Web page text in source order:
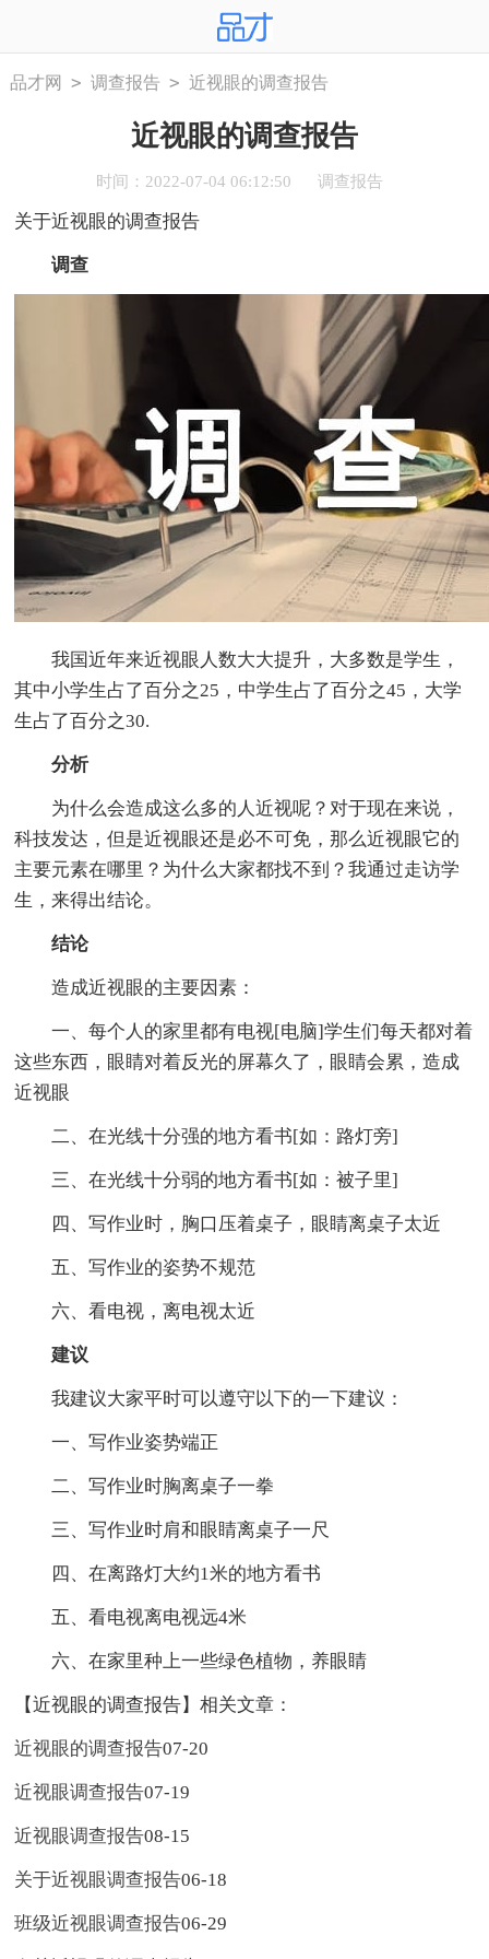
品才网 > 调查报告 > 近视眼的调查报告
近视眼的调查报告
时间：2022-07-04 06:12:50 调查报告
关于近视眼的调查报告
调查
我国近年来近视眼人数大大提升，大多数是学生，
其中小学生占了百分之25，中学生占了百分之45，大学
生占了百分之30.
分析
为什么会造成这么多的人近视呢？对于现在来说，
科技发达，但是近视眼还是必不可免，那么近视眼它的
主要元素在哪里？为什么大家都找不到？我通过走访学
生，来得出结论。
结论
造成近视眼的主要因素：
一、每个人的家里都有电视[电脑]学生们每天都对着
这些东西，眼睛对着反光的屏幕久了，眼睛会累，造成
近视眼
二、在光线十分强的地方看书[如：路灯旁]
三、在光线十分弱的地方看书[如：被子里]
四、写作业时，胸口压着桌子，眼睛离桌子太近
五、写作业的姿势不规范
六、看电视，离电视太近
建议
我建议大家平时可以遵守以下的一下建议：
一、写作业姿势端正
二、写作业时胸离桌子一拳
三、写作业时肩和眼睛离桌子一尺
四、在离路灯大约1米的地方看书
五、看电视离电视远4米
六、在家里种上一些绿色植物，养眼睛
【近视眼的调查报告】相关文章：
近视眼的调查报告07-20
近视眼调查报告07-19
近视眼调查报告08-15
关于近视眼调查报告06-18
班级近视眼调查报告06-29